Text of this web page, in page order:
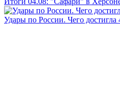
Удары по России. Чего достигла